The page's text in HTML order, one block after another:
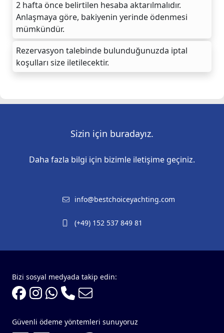
2 hafta önce belirtilen hesaba aktarılmalıdır.
Anlaşmaya göre, bakiyenin yerinde ödenmesi
mümkündür.
Rezervasyon talebinde bulunduğunuzda iptal
koşulları size iletilecektir.
Sizin için buradayız.
Daha fazla bilgi için bizimle iletişime geçiniz.
info@bestchoiceyachting.com
(+49) 152 537 849 81
Bizi sosyal medyada takip edin:
Güvenli ödeme yöntemleri sunuyoruz